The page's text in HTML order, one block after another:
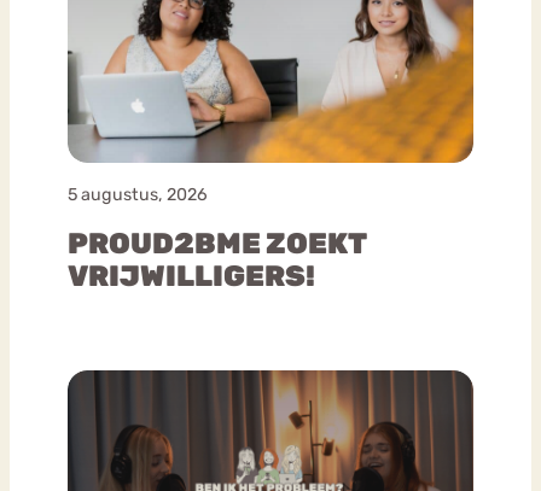
5 augustus, 2026
PROUD2BME ZOEKT
VRIJWILLIGERS!